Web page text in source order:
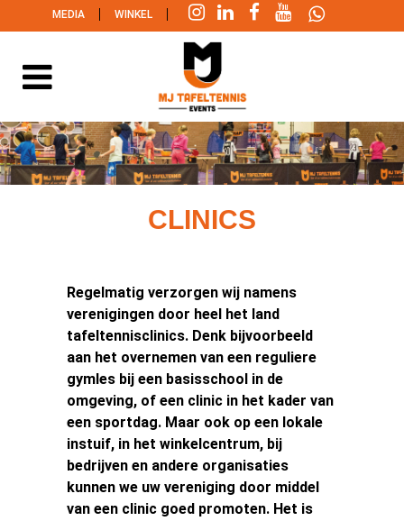
MEDIA | WINKEL |
CLINICS
Regelmatig verzorgen wij namens
verenigingen door heel het land
tafeltennisclinics. Denk bijvoorbeeld
aan het overnemen van een reguliere
gymles bij een basisschool in de
omgeving, of een clinic in het kader van
een sportdag. Maar ook op een lokale
instuif, in het winkelcentrum, bij
bedrijven en andere organisaties
kunnen we uw vereniging door middel
van een clinic goed promoten. Het is